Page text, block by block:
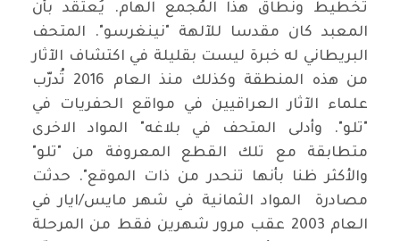
تخطيط ونطاق هذا المُجمع الهام. يُعتقد بأن
المعبد كان مقدسا للآلهة "نينغرسو". المتحف
البريطاني له خبرة ليست بقليلة في اكتشاف الآثار
من هذه المنطقة وكذلك منذ العام 2016 تُدرّب
علماء الآثار العراقيين في مواقع الحفريات في
"تلو". وأدلى المتحف في بلاغه" المواد الاخرى
متطابقة مع تلك القطع المعروفة من "تلو"
والأكثر ظنا بأنها تنحدر من ذات الموقع". حدثت
مصادرة المواد الثمانية في شهر مايس/ايار في
العام 2003 عقب مرور شهرين فقط من المرحلة